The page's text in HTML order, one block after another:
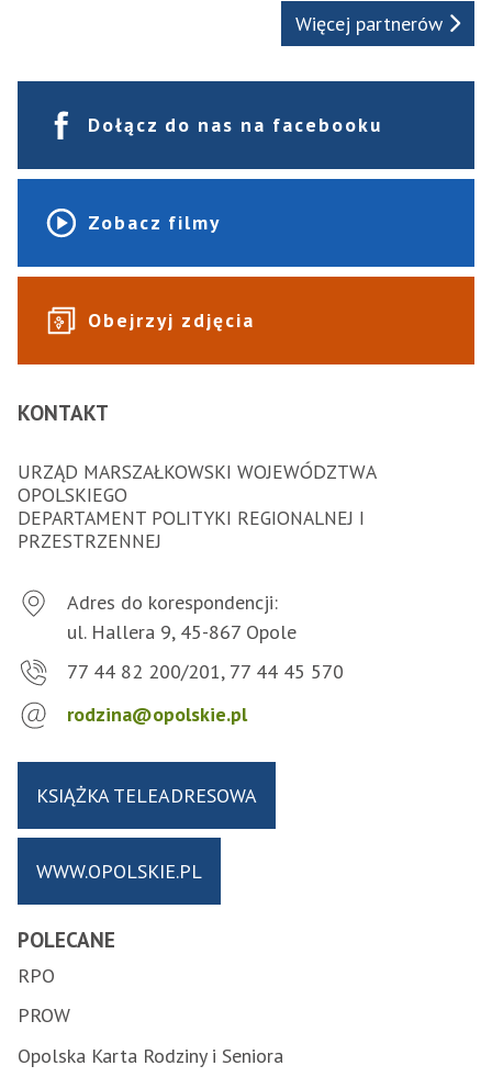
Więcej partnerów
Dołącz do nas na facebooku
Zobacz filmy
Obejrzyj zdjęcia
KONTAKT
URZĄD MARSZAŁKOWSKI WOJEWÓDZTWA
OPOLSKIEGO
DEPARTAMENT POLITYKI REGIONALNEJ I
PRZESTRZENNEJ
Adres do korespondencji:
ul. Hallera 9, 45-867 Opole
77 44 82 200/201, 77 44 45 570
rodzina@opolskie.pl
KSIĄŻKA TELEADRESOWA
WWW.OPOLSKIE.PL
POLECANE
RPO
PROW
Opolska Karta Rodziny i Seniora